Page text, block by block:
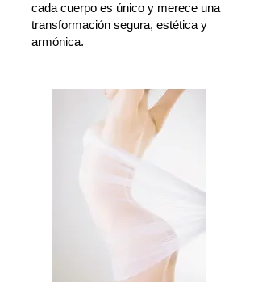
cada cuerpo es único y merece una
transformación segura, estética y
armónica.